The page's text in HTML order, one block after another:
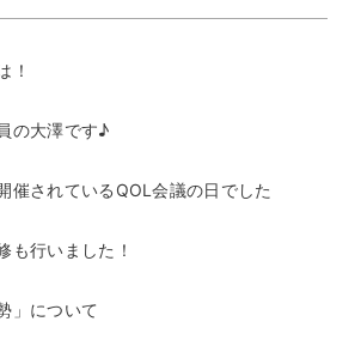
！
の大澤です♪
催されているQOL会議の日でした
も行いました！
」について